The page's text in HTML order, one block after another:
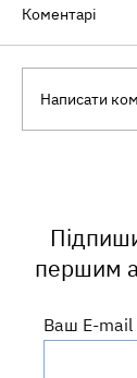
про що
Коментарі
Написати
першим
Ваш E-mail